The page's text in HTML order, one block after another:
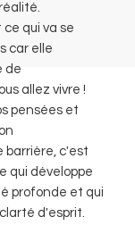
qui va se
car elle
de
allez vivre !
pensées et
barrière, c'est
qui développe
profonde et qui
d'esprit.